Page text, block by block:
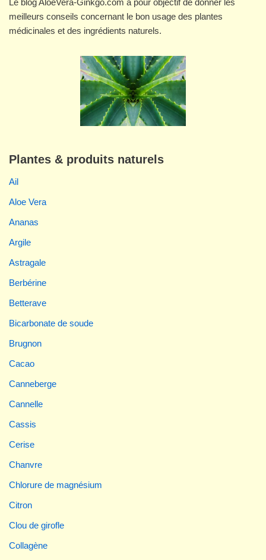
meilleurs conseils concernant le bon usage des plantes
médicinales et des ingrédients naturels.
Plantes & produits naturels
Ail
Aloe Vera
Ananas
Argile
Astragale
Berbérine
Betterave
Bicarbonate de soude
Brugnon
Cacao
Canneberge
Cannelle
Cassis
Cerise
Chanvre
Chlorure de magnésium
Citron
Clou de girofle
Collagène